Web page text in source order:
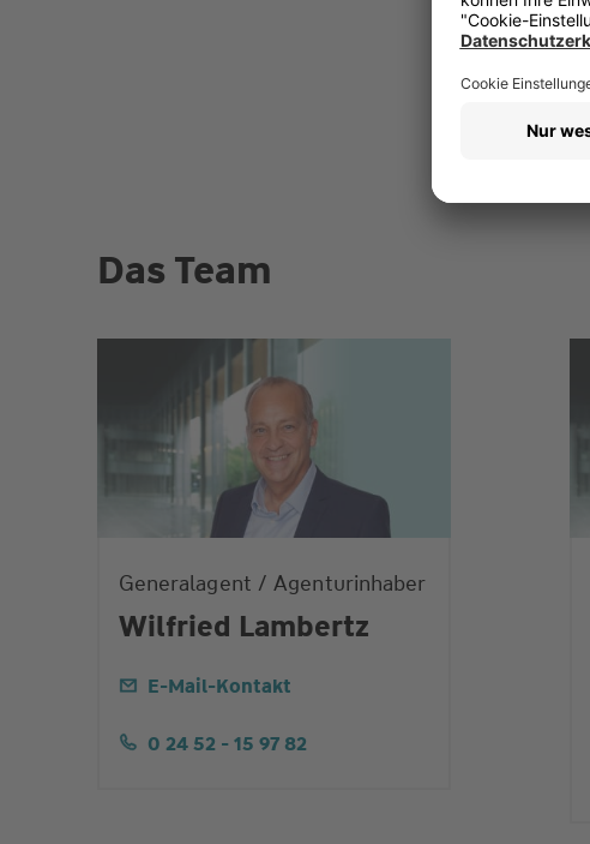
Das Team
Generalagent / Agenturinhaber
Wilfried Lambertz
E-Mail-Kontakt
0 24 52 - 15 97 82